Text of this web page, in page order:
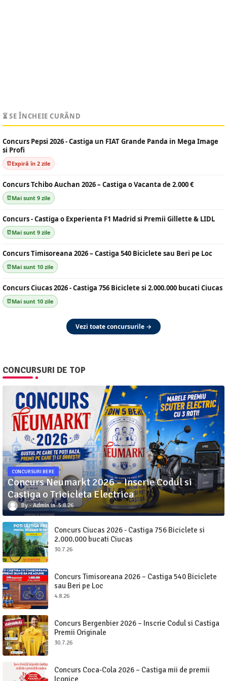
⏳ SE ÎNCHEIE CURÂND
Concurs Pepsi 2026 - Castiga un FIAT Grande Panda in Mega Image
si Profi
Expiră în 2 zile
Concurs Tchibo Auchan 2026 – Castiga o Vacanta de 2.000 €
Mai sunt 9 zile
Concurs - Castiga o Experienta F1 Madrid si Premii Gillette & LIDL
Mai sunt 9 zile
Concurs Timisoreana 2026 – Castiga 540 Biciclete sau Beri pe Loc
Mai sunt 10 zile
Concurs Ciucas 2026 - Castiga 756 Biciclete si 2.000.000 bucati Ciucas
Mai sunt 10 zile
Vezi toate concursurile →
CONCURSURI DE TOP
CONCURSURI BERE
Concurs Neumarkt 2026 – Inscrie Codul si
Castiga o Tricicleta Electrica
Admin 5.8.26
Concurs Ciucas 2026 - Castiga 756 Biciclete si
2.000.000 bucati Ciucas
30.7.26
Concurs Timisoreana 2026 – Castiga 540 Biciclete
sau Beri pe Loc
4.8.26
Concurs Bergenbier 2026 – Inscrie Codul si Castiga
Premii Originale
30.7.26
Concurs Coca-Cola 2026 – Castiga mii de premii
Iconice